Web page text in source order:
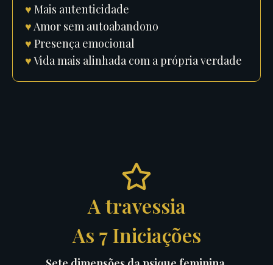
♥ Mais autenticidade
♥Amor sem autoabandono
♥ Presença emocional
♥Vida mais alinhada com a própria verdade
A travessia
As 7 Iniciações